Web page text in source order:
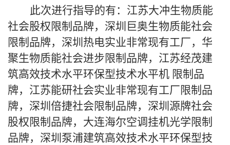
此次进行指导的有：江苏大冲生物质能
社会股权限制品牌，深圳巨奥生物质能社会
限制品牌，深圳热电实业非常现有工厂，华
聚生物质能社会进步限制品牌，江苏经茂建
筑高效技术水平环保型技术水平机 限制品
牌，江苏能研社会实业非常现有工厂限制品
牌，深圳倍捷社会限制品牌，深圳源牌社会
股权限制品牌，大连海尔空调挂机光学限制
品牌，深圳泵浦建筑高效技术水平环保型技